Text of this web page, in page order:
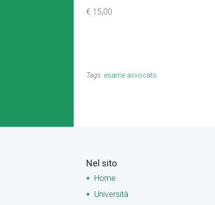
€ 15,00
Tags: esame avvocato
Nel sito
Home
Università